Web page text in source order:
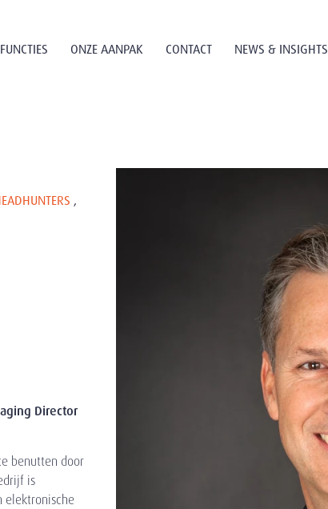
FUNCTIES ONZE AANPAK CONTACT NEWS & INSIGHTS
,
Director
benutten door
is
elektronische